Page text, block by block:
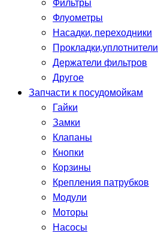
Фильтры
Флуометры
Насадки, переходники
Прокладки,уплотнители
Держатели фильтров
Другое
Запчасти к посудомойкам
Гайки
Замки
Клапаны
Кнопки
Корзины
Крепления патрубков
Модули
Моторы
Насосы